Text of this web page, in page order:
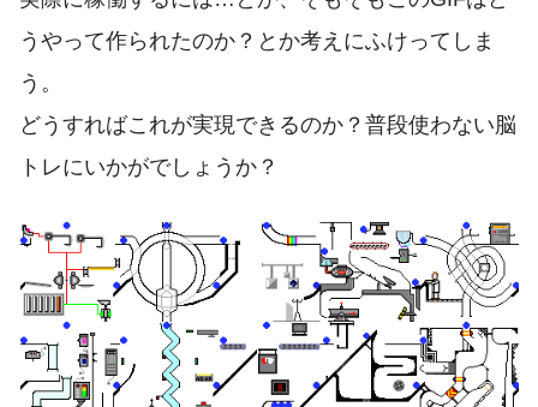
うやって作られたのか？とか考えにふけってしま
う。
どうすればこれが実現できるのか？普段使わない脳
トレにいかがでしょうか？